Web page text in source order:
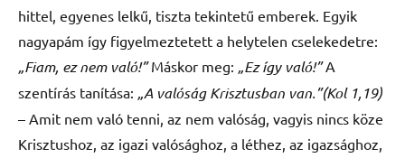
hittel, egyenes lelkű, tiszta tekintetű emberek. Egyik
nagyapám így figyelmeztetett a helytelen cselekedetre:
„Fiam, ez nem való!”Máskor meg: „Ez így való!”A
szentírás tanítása: „A valóság Krisztusban van.”(Kol 1,19)
– Amit nem való tenni, az nem valóság, vagyis nincs köze
Krisztushoz, az igazi valósághoz, a léthez, az igazsághoz,